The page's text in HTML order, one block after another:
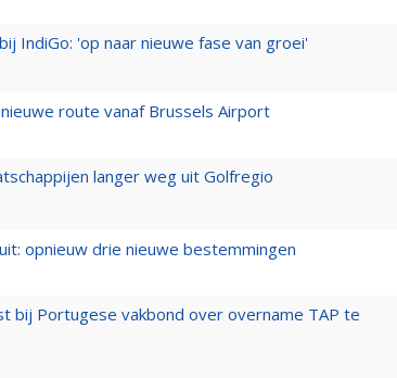
IndiGo: 'op naar nieuwe fase van groei'
route vanaf Brussels Airport
langer weg uit Golfregio
opnieuw drie nieuwe bestemmingen
bij Portugese vakbond over overname TAP te